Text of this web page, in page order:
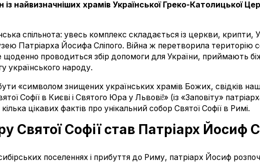
із найвизначніших храмів Української Греко-Католицької
спільнота: увесь комплекс складається із церкви, крипти,
Патріарха Йосифа Сліпого. Війна ж перетворила територію
проводиться збір допомоги для України, приймають
українського народу.
«символом знищених українських храмів Божих, свідків
Софії в Києві і Святого Юра у Львові!» (із «Заповіту»
цікавих фактів про унікальний собор Святої Софії в Римі.
Святої Софії став Патріарх Йосиф
сибірських поселеннях і прибуття до Риму, патріарх Йосиф